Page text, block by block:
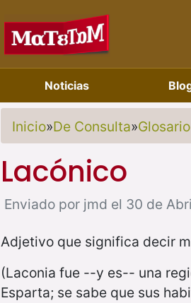
Noticias
Inicio»De Consulta»Glosario
Lacónico
Enviado por jmd el 30 de
Adjetivo que significa decir
(Laconia fue --y es-- una
Esparta; se sabe que sus